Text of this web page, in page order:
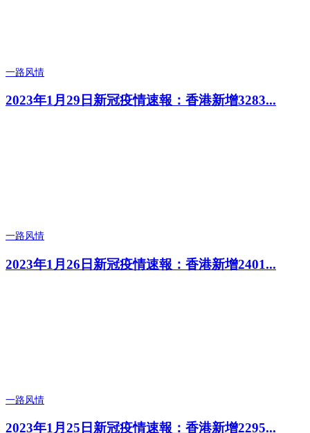
一路风情
2023年1月29日新冠疫情速報：香港新增3283...
一路风情
2023年1月26日新冠疫情速報：香港新增2401...
一路风情
2023年1月25日新冠疫情速報：香港新增2295...